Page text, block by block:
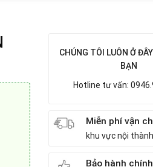
CHÚNG TÔI LUÔN Ở
BẠN
Hotline tư vấn:
Miễn phí vận
khu vực nội thành
Bảo hành